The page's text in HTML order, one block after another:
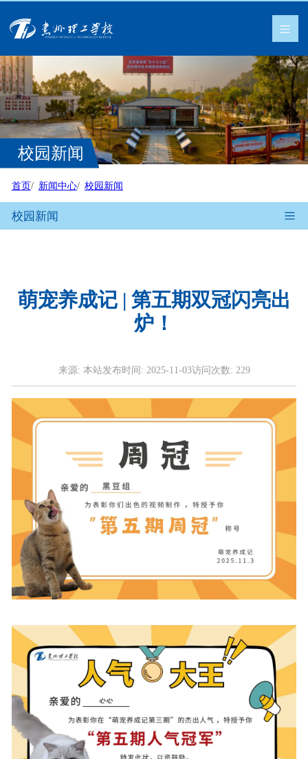
校园新闻
首页 新闻中心 校园新闻
校园新闻
萌宠养成记 | 第五期双冠闪亮出
炉！
来源: 本站发布时间: 2025-11-03访问次数: 229